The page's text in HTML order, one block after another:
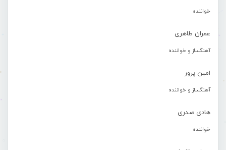
خواننده
عمران طاهری
آهنگساز و خواننده
امین پرور
آهنگساز و خواننده
هادی صدری
خواننده